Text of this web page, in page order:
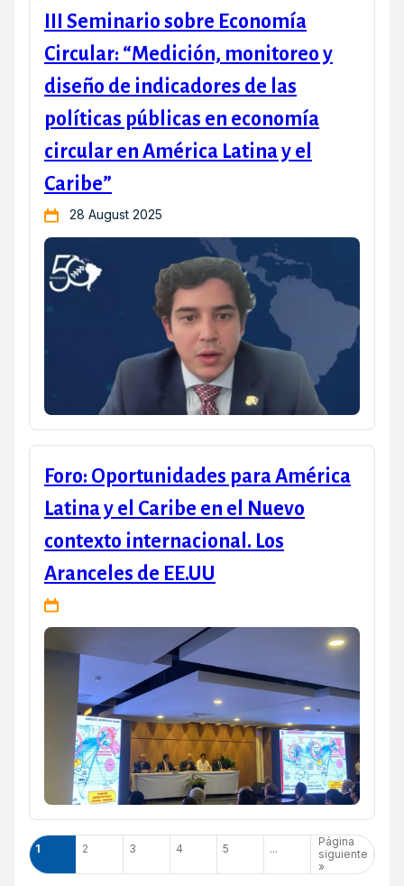
III Seminario sobre Economía
Circular: “Medición, monitoreo y
diseño de indicadores de las
políticas públicas en economía
circular en América Latina y el
Caribe”
28 August 2025
Foro: Oportunidades para América
Latina y el Caribe en el Nuevo
contexto internacional. Los
Aranceles de EE.UU
1 2 3 4 5 ...
Página
siguiente
»